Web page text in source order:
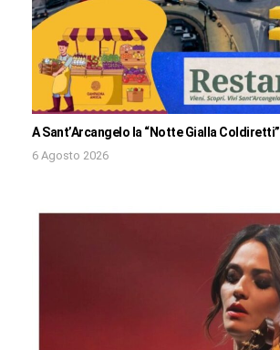
A Sant’Arcangelo la “Notte Gialla Coldiretti”
6 Agosto 2026